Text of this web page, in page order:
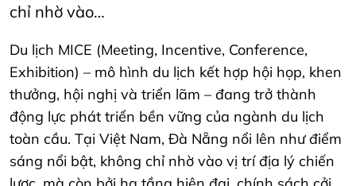
chỉ nhờ vào…
Du lịch MICE (Meeting, Incentive, Conference,
Exhibition) – mô hình du lịch kết hợp hội họp, khen
thưởng, hội nghị và triển lãm – đang trở thành
động lực phát triển bền vững của ngành du lịch
toàn cầu. Tại Việt Nam, Đà Nẵng nổi lên như điểm
sáng nổi bật, không chỉ nhờ vào vị trí địa lý chiến